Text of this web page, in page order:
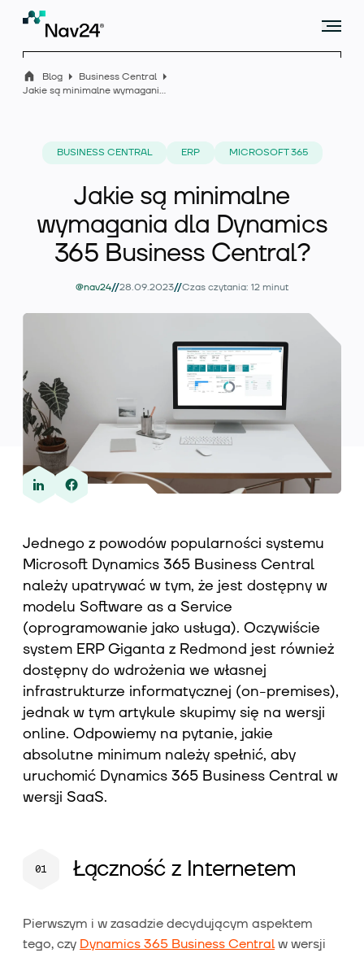
Wiedza
O nas
Kontakt
Blog
Business Central
Jakie są minimalne wymagania dla Dynamics 365 Business Central?
BUSINESS CENTRAL ERP MICROSOFT 365
Jakie są minimalne
wymagania dla Dynamics
365 Business Central?
@nav24//28.09.2023//Czas czytania: 12 minut
Jednego z powodów popularności systemu
Microsoft Dynamics 365 Business Central
należy upatrywać w tym, że jest dostępny w
modelu Software as a Service
(oprogramowanie jako usługa). Oczywiście
system ERP Giganta z Redmond jest również
dostępny do wdrożenia we własnej
infrastrukturze informatycznej (on-premises),
jednak w tym artykule skupimy się na wersji
online. Odpowiemy na pytanie, jakie
absolutne minimum należy spełnić, aby
uruchomić Dynamics 365 Business Central w
wersji SaaS.
Łączność z Internetem
Pierwszym i w zasadzie decydującym aspektem
tego, czy Dynamics 365 Business Centralw wersji